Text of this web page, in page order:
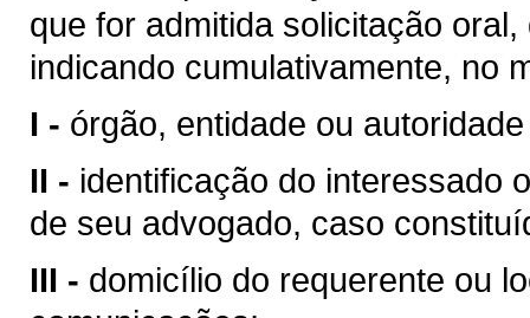
que for admitida solicitação
indicando cumulativamente, no
I - órgão, entidade ou
II - identificação do interessado
de seu advogado, caso
III - domicílio do requerente ou